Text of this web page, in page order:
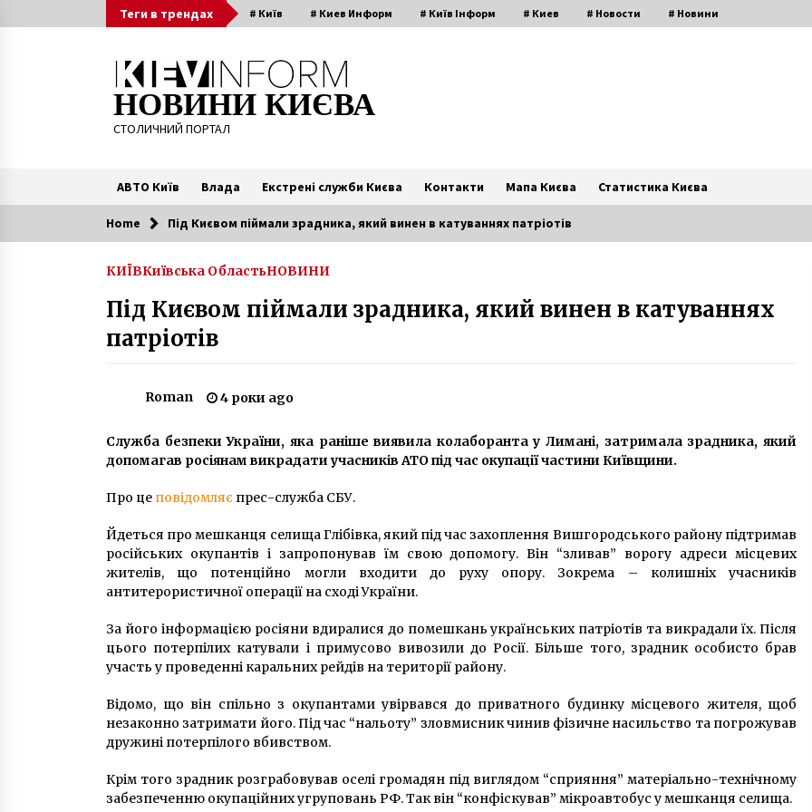
to
Теги в трендах # Київ # Киев Информ # Київ Інформ # Киев # Новости # Новини
НОВИНИ КИЄВА
СТОЛИЧНИЙ ПОРТАЛ
АВТО Київ Влада Екстрені служби Києва Контакти Мапа Києва Статистика Києва
Читають зараз
пасажирський потяг і закидали
камінням
спалахнула серйозна пожежа
прокурора Комашко
Електричкам Житомир – Фастів
6 років ago
Протестувальники запалили
Львівське сміття викинули
посеред дороги в Броварському
районі
9 років ago
Українцям повернули «зелений
тариф»
7 років ago
Home Під Києвом піймали зрадника, який винен в катуваннях патріотів
КИЇВКиївська ОбластьНОВИНИ
Під Києвом піймали зрадника, який винен в катуваннях
патріотів
Roman 4 роки ago
Служба безпеки України, яка раніше виявила колаборанта у Лимані, затримала зрадника, який
допомагав росіянам викрадати учасників АТО під час окупації частини Київщини.
Про це повідомляє прес-служба СБУ.
Йдеться про мешканця селища Глібівка, який під час захоплення Вишгородського району підтримав
російських окупантів і запропонував їм свою допомогу. Він “зливав” ворогу адреси місцевих
жителів, що потенційно могли входити до руху опору. Зокрема – колишніх учасників
антитерористичної операції на сході України.
За його інформацією росіяни вдиралися до помешкань українських патріотів та викрадали їх. Після
цього потерпілих катували і примусово вивозили до Росії. Більше того, зрадник особисто брав
участь у проведенні каральних рейдів на території району.
Відомо, що він спільно з окупантами увірвався до приватного будинку місцевого жителя, щоб
незаконно затримати його. Під час “нальоту” зловмисник чинив фізичне насильство та погрожував
дружині потерпілого вбивством.
Крім того зрадник розграбовував оселі громадян під виглядом “сприяння” матеріально-технічному
забезпеченню окупаційних угруповань РФ. Так він “конфіскував” мікроавтобус у мешканця селища.